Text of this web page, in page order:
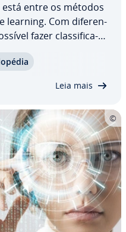
entre os métodos
learning. Com di­fe­ren­
fazer clas­si­fi­ca­
forest, como
Leia mais